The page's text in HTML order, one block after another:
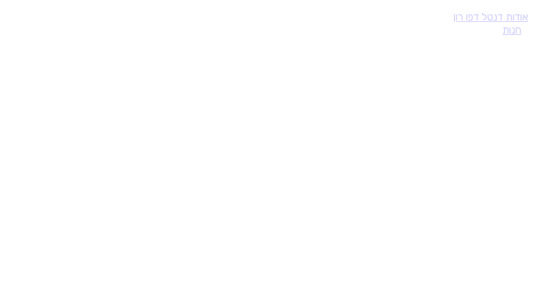
אודות דנטל דפו רון
חנות